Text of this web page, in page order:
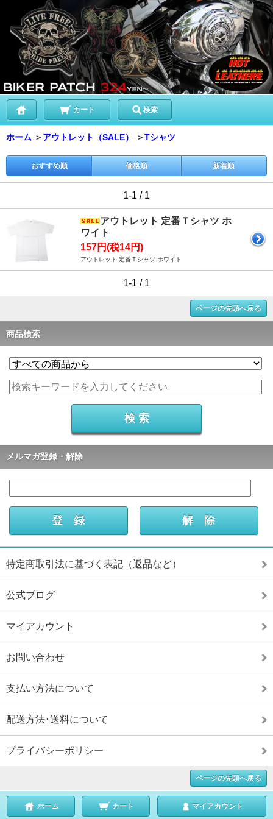
カート 検索
ホーム ＞ アウトレット（SALE） ＞Tシャツ
おすすめ順 価格順 新着順
1-1 / 1
アウトレット 定番Ｔシャツ ホ
ワイト
157円(税14円)
アウトレット 定番Ｔシャツ ホワイト
1-1 / 1
ページの先頭へ戻る
商品検索
メルマガ登録・解除
特定商取引法に基づく表記（返品など）
公式ブログ
マイアカウント
お問い合わせ
支払い方法について
配送方法･送料について
プライバシーポリシー
ページの先頭へ戻る
ホーム カート マイアカウント